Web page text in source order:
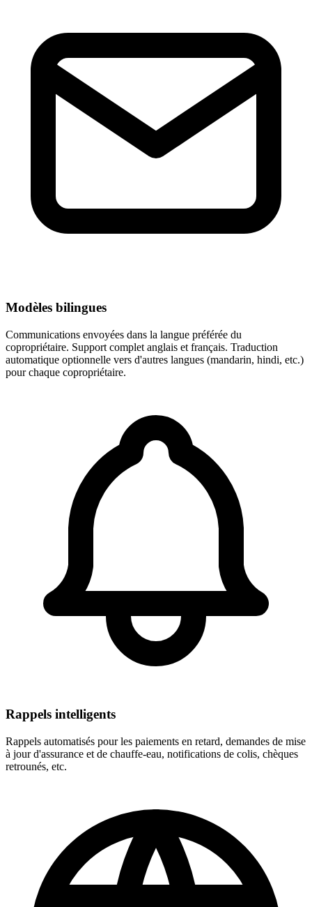
Modèles bilingues
Communications envoyées dans la langue préférée du
copropriétaire. Support complet anglais et français. Traduction
automatique optionnelle vers d'autres langues (mandarin, hindi, etc.)
pour chaque copropriétaire.
Rappels intelligents
Rappels automatisés pour les paiements en retard, demandes de mise
à jour d'assurance et de chauffe-eau, notifications de colis, chèques
retrounés, etc.